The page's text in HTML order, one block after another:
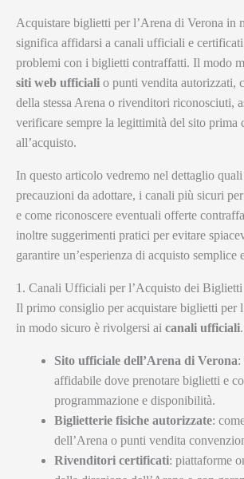
Acquistare biglietti per l’Arena di Verona in
significa affidarsi a canali ufficiali e
problemi con i biglietti contraffatti. Il modo
siti web ufficiali o punti vendita autorizzati,
della stessa Arena o rivenditori riconosciuti,
verificare sempre la legittimità del sito prima
all’acquisto.
In questo articolo vedremo nel dettaglio
precauzioni da adottare, i canali più sicuri
e come riconoscere eventuali offerte
inoltre suggerimenti pratici per evitare
garantire un’esperienza di acquisto semplice
1. Canali Ufficiali per l’Acquisto dei Biglietti
Il primo consiglio per acquistare biglietti per
in modo sicuro è rivolgersi ai canali ufficiali
Sito ufficiale dell’Arena di Verona:
affidabile dove prenotare biglietti e
programmazione e disponibilità.
Biglietterie fisiche autorizzate:
dell’Arena o punti vendita
Rivenditori certificati: piattaforme